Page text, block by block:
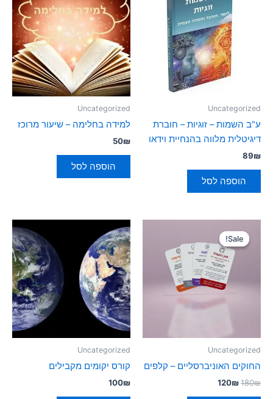
Uncategorized
ע"ב השמות – זוגיות – חוברת
דיגיטלית מלווה בהנחיית וידאו
89₪
הוספה לסל
Uncategorized
למידה בחלימה – שיעור מרוכז
50₪
הוספה לסל
Sale!
Sale!
Uncategorized
החוקים האוניברסליים – קלפים
180₪
המקורי
היה:
180₪.
120₪
הוא:
120₪.
Uncategorized
קורס יקומים מקבילים
100₪